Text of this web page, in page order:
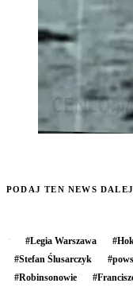
PODAJ TEN NEWS
#Legia Warszawa #
#Stefan Ślusarczyk #
#Robinsonowie #